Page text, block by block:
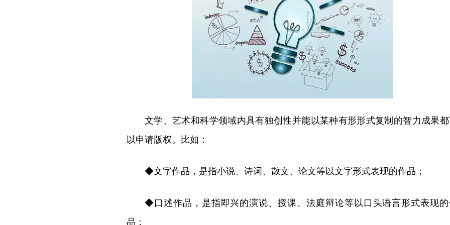
文学、艺术和科学领域内具有独创性并能以某种有形形式复制的智力成果
以申请版权。比如：
◆文字作品，是指小说、诗词、散文、论文等以文字形式表现的作品；
◆口述作品，是指即兴的演说、授课、法庭辩论等以口头语言形式表现
品；